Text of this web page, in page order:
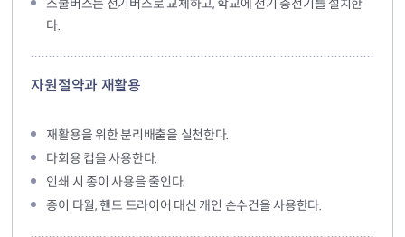
스쿨버스는 전기버스로 교체하고, 학교에 전기 충전기를 설치한
다.
자원절약과 재활용
재활용을 위한 분리배출을 실천한다.
다회용 컵을 사용한다.
인쇄 시 종이 사용을 줄인다.
종이 타월, 핸드 드라이어 대신 개인 손수건을 사용한다.